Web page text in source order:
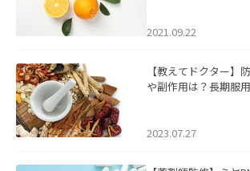
2021.09.22
【教えてドクター】
や副作用は？長期服
2023.07.27